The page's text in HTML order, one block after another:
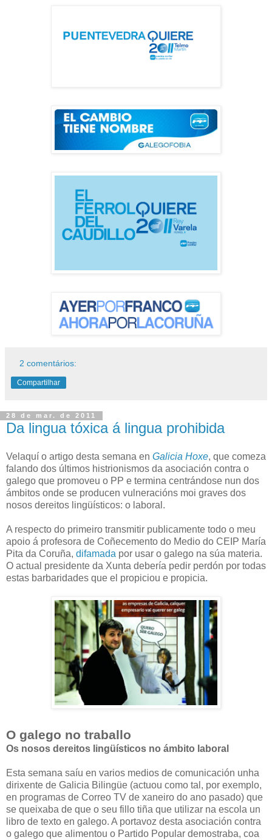
2 comentários:
Compartilhar
28 de mar. de 2011
Da lingua tóxica á lingua prohibida
Velaquí o artigo desta semana en Galicia Hoxe, que comeza
falando dos últimos histrionismos da asociación contra o
galego que promoveu o PP e termina centrándose nun dos
ámbitos onde se producen vulneracións moi graves dos
nosos dereitos lingüísticos: o laboral.
A respecto do primeiro transmitir publicamente todo o meu
apoio á profesora de Coñecemento do Medio do CEIP María
Pita da Coruña, difamada por usar o galego na súa materia.
O actual presidente da Xunta debería pedir perdón por todas
estas barbaridades que el propiciou e propicia.
O galego no traballo
Os nosos dereitos lingüísticos no ámbito laboral
Esta semana saíu en varios medios de comunicación unha
dirixente de Galicia Bilingüe (actuou como tal, por exemplo,
en programas de Correo TV de xaneiro do ano pasado) que
se queixaba de que o seu fillo tiña que utilizar na escola un
libro de texto en galego. A portavoz desta asociación contra
o galego que alimentou o Partido Popular demostraba, coa